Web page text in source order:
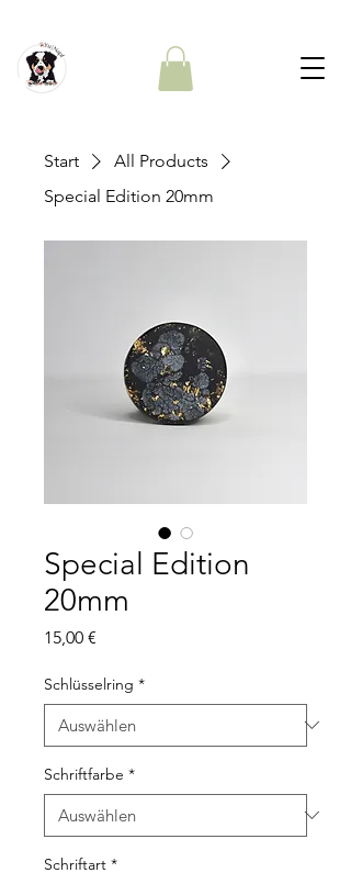
Start
All Products
Special Edition 20mm
Special Edition
20mm
15,00 €
Schlüsselring *
Schriftfarbe *
Schriftart *